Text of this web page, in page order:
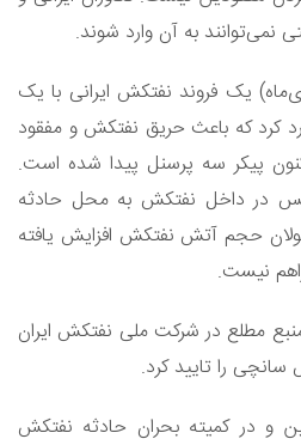
به آن وارد شوند.
است، روز شنبه (۱۶ دی‌ماه) یک فروند نفتکش ایرانی با یک
کرد که باعث حریق نفتکش و مفقود
تاکنون پیکر سه پرسنل پیدا شده است.
در داخل نفتکش به محل حادثه
حجم آتش نفتکش افزایش یافته
نیست.
مطلع در شرکت ملی نفتکش ایران
را تایید کرد.
و در کمیته بحران حادثه نفتکش